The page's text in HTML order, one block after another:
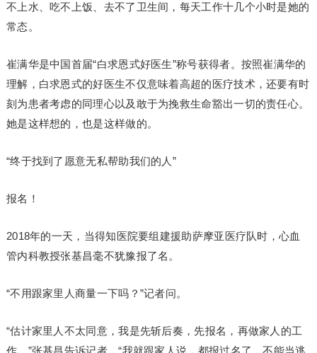
不上水、吃不上饭、去不了卫生间，每天工作十几个小时是她的
常态。
崔满华是中国首届“白求恩式好医生”称号获得者。按照崔满华的
理解，白求恩式的好医生不仅意味着高超的医疗技术，还要有时
刻为患者考虑的同理心以及敢于为挽救生命豁出一切的责任心。
她是这样想的，也是这样做的。
“终于找到了愿意无私帮助我们的人”
报名！
2018年的一天，当得知医院要组建援助萨摩亚医疗队时，心血
管内科教授张基昌毫不犹豫报了名。
“不用跟家里人商量一下吗？”记者问。
“估计家里人不太同意，我是先斩后奏，先报名，再做家人的工
作。”张基昌告诉记者，“我就跟家人说，都报过名了，不能当逃